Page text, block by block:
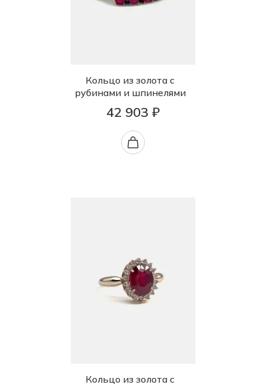
Кольцо из золота с
рубинами и шпинелями
42 903 ₽
Кольцо из золота с